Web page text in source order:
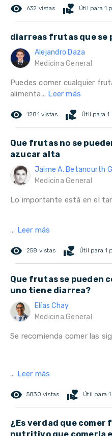
remove_red_eye 632 vistas volunteer_activism Útil para 1
diarreas frutas que se
Alejandro Daza
Medicina General
Puedes comer cualquier
alimenta... Leer más
remove_red_eye 1281 vistas volunteer_activism Útil para 1
Que frutas no se
azucar alta
Jaime A. Betancurth
Medicina General
Lo importante está en el
... Leer más
remove_red_eye 258 vistas volunteer_activism Útil para 1
Que frutas se pueden
uno tiene diarrea?
Elías Chay
Medicina General
Se recomienda comer las
... Leer más
remove_red_eye 5830 vistas volunteer_activism Útil para
¿Es verdad que comer